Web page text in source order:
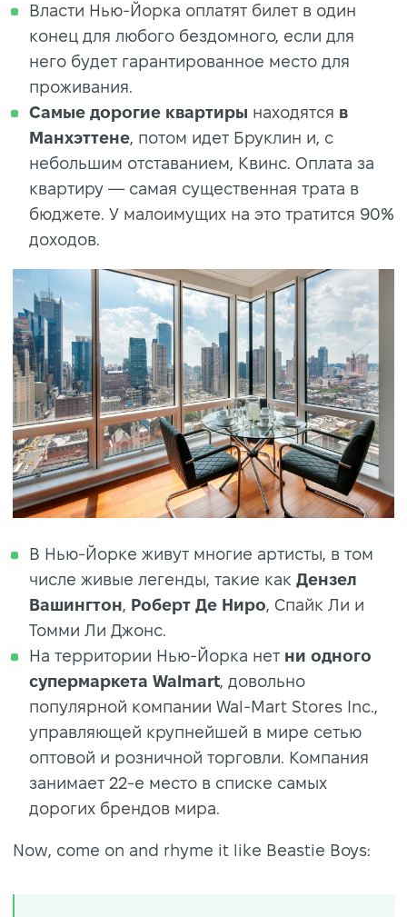
Власти Нью-Йорка оплатят билет в один
конец для любого бездомного, если для
него будет гарантированное место для
проживания.
Самые дорогие квартиры находятся в
Манхэттене, потом идет Бруклин и, с
небольшим отставанием, Квинс. Оплата за
квартиру — самая существенная трата в
бюджете. У малоимущих на это тратится 90%
доходов.
В Нью-Йорке живут многие артисты, в том
числе живые легенды, такие как Дензел
Вашингтон, Роберт Де Ниро, Спайк Ли и
Томми Ли Джонс.
На территории Нью-Йорка нет ни одного
супермаркета Walmart, довольно
популярной компании Wal-Mart Stores Inc.,
управляющей крупнейшей в мире сетью
оптовой и розничной торговли. Компания
занимает 22-е место в списке самых
дорогих брендов мира.
Now, come on and rhyme it like Beastie Boys: